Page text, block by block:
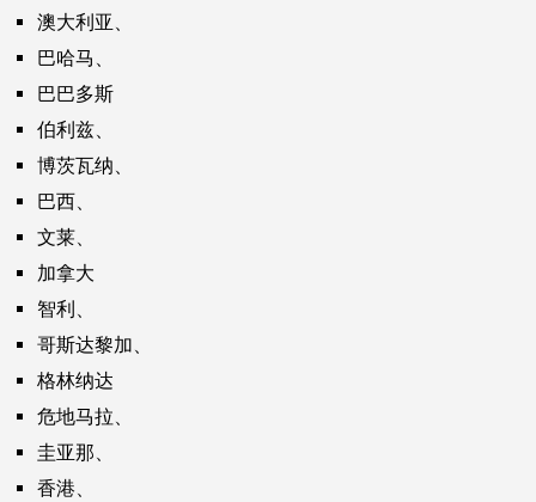
澳大利亚、
巴哈马、
巴巴多斯
伯利兹、
博茨瓦纳、
巴西、
文莱、
加拿大
智利、
哥斯达黎加、
格林纳达
危地马拉、
圭亚那、
香港、